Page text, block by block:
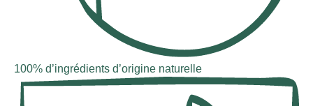
100% d’ingrédients d’origine naturelle